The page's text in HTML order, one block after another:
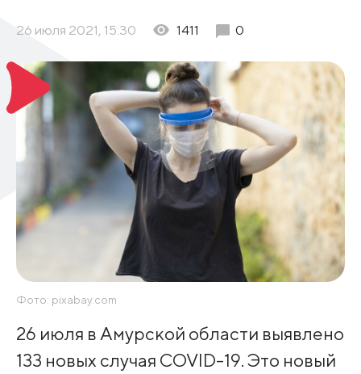
26 июля 2021, 15:30 1411 0
Фото: pixabay.com
26 июля в Амурской области выявлено
133 новых случая COVID-19. Это новый